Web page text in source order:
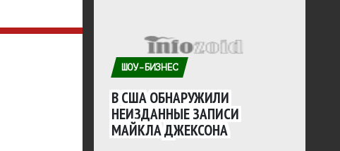
ШОУ-БИЗНЕС
В США ОБНАРУЖИЛИ
НЕИЗДАННЫЕ ЗАПИСИ
МАЙКЛА ДЖЕКСОНА